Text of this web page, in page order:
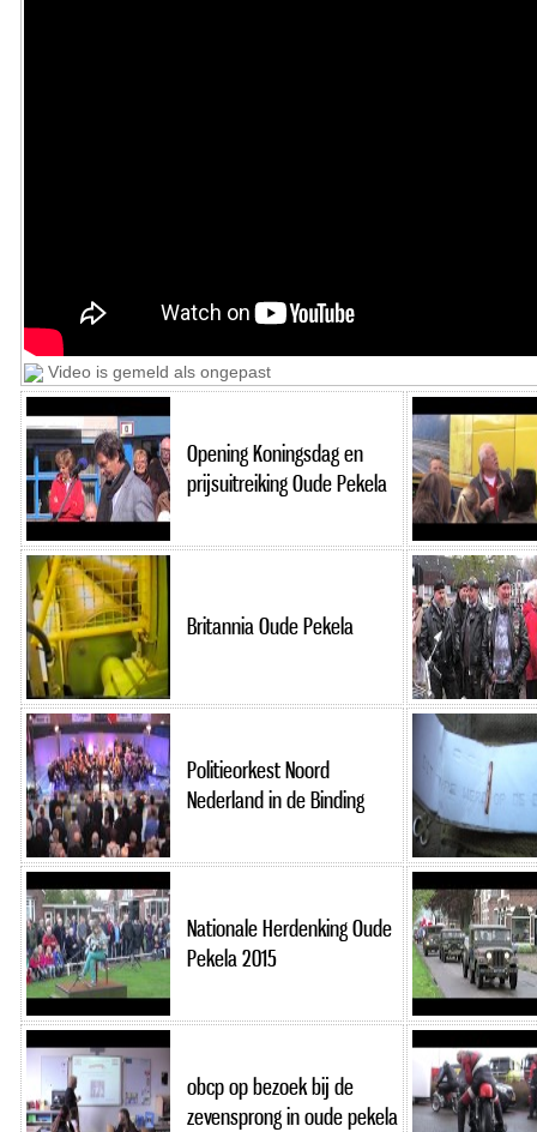
Video is gemeld als ongepast
Opening Koningsdag en
prijsuitreiking Oude Pekela
Britannia Oude Pekela
Politieorkest Noord
Nederland in de Binding
Nationale Herdenking Oude
Pekela 2015
obcp op bezoek bij de
zevensprong in oude pekela